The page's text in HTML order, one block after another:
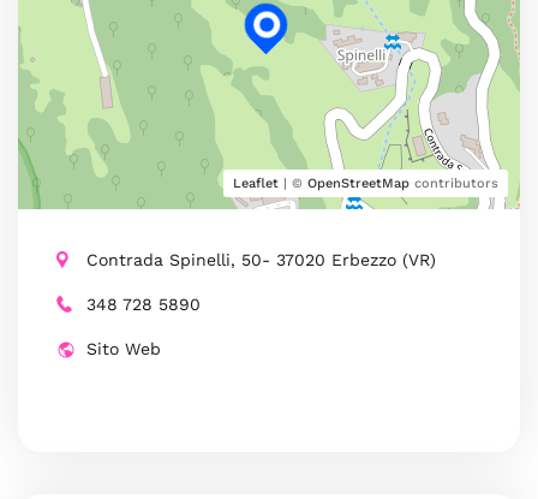
Leaflet | © OpenStreetMap contributors
Contrada Spinelli, 50- 37020 Erbezzo (VR)
348 728 5890
Sito Web